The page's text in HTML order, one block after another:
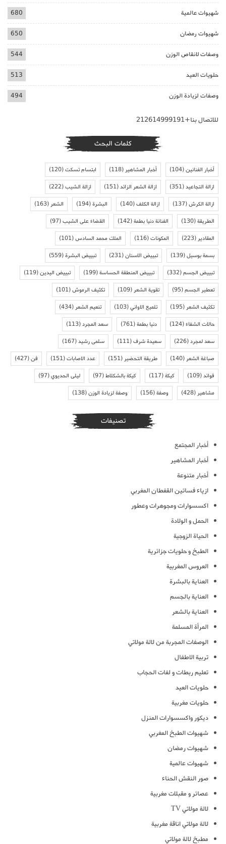
شهيوات عالمية 680
شهيوات رمضان 650
وصفات لانقاص الوزن 544
حلويات العيد 513
وصفات لزيادة الوزن 494
للاتصال بنا+212614999191
كلمات البحث
أخبار الفنانين(104) أخبار المشاهير(118) ابتسام تسكت(120)
ازالة التجاعيد(351) ازالة الشعر الزائد(151) ازالة الشيب(222)
ازالة الكرش(137) ازالة الكلف(140) البشرة(194) الشعر(163)
الطريقة(130) الفنانة دنيا بطمة(142) القضاء على الشيب(97)
المقادير(223) المكونات(116) الملك محمد السادس(101)
بسمة بوسيل(139) تبييض الاسنان(231) تبييض البشرة(559)
تبييض الجسم(332) تبييض المنطقة الحساسة(199) تبييض اليدين(119)
تعطير الجسم(95) تقوية الشعر(109) تكثيف الرموش(101)
تكثيف الشعر(195) تلميع الاواني(103) تنعيم الشعر(434)
حالات الشفاء(124) دنيا بطمة(761) سعد المجرد(113)
سعد لمجرد(226) سعيدة شرف(111) سلمى رشيد(167)
صباغة الشعر(140) طريقة التحضير(151) عدد الاصابات(151) فن(427)
فوائد(109) كيكة(117) كيكة بالشكلاط(97) ليلى الحديوي(97)
مشاهير(428) وصفة(156) وصفة لزيادة الوزن(138)
تصنيفات
أخبار المجتمع
أخبار المشاهير
أخبار متنوعة
ازياء فساتين القفطان المغربي
اكسسوارات ومجوهرات وعطور
الحمل و الولادة
الحياة الزوجية
الطبخ و حلويات جزائرية
العروس المغربية
العناية بالبشرة
العناية بالجسم
العناية بالشعر
المرأة المسلمة
الوصفات المجربة من لالة مولاتي
تربية الاطفال
تعليم ربطات و لفات الحجاب
حلويات العيد
حلويات مغربية
ديكور واكسسوارات المنزل
شهيوات الطبخ المغربي
شهيوات رمضان
شهيوات عالمية
صور النقش الحناء
عصائر و مقبلات مغربية
لالة مولاتي TV
لالة مولاتي اناقة مغربية
مطبخ لالة مولاتي